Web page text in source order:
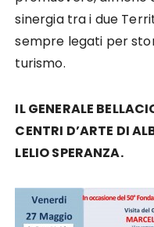
sinergia tra i due
sempre legati per
turismo.
IL GENERALE
CENTRI D’ARTE DI
LELIO SPERANZA.